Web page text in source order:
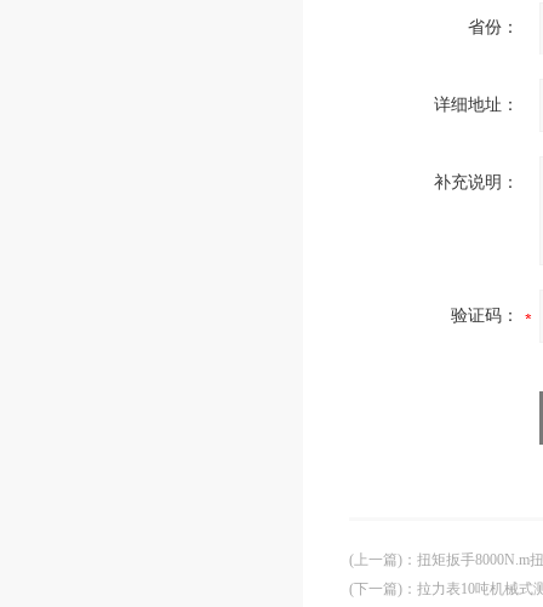
省份：
详细地址：
补充说明：
验证码：
(上一篇) ： 扭矩扳手8000N.m
(下一篇) ： 拉力表10吨机械式